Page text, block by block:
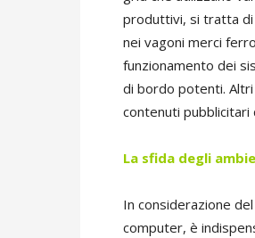
produttivi, si tratta di
nei vagoni merci
funzionamento dei
di bordo potenti.
contenuti pubblicitari
La sfida degli
In considerazione
computer, è